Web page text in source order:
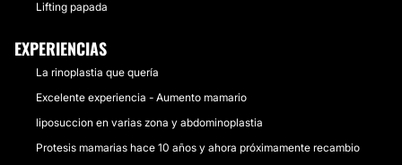
Lifting papada
EXPERIENCIAS
La rinoplastia que quería
Excelente experiencia - Aumento mamario
liposuccion en varias zona y abdominoplastia
Protesis mamarias hace 10 años y ahora próximamente recambio